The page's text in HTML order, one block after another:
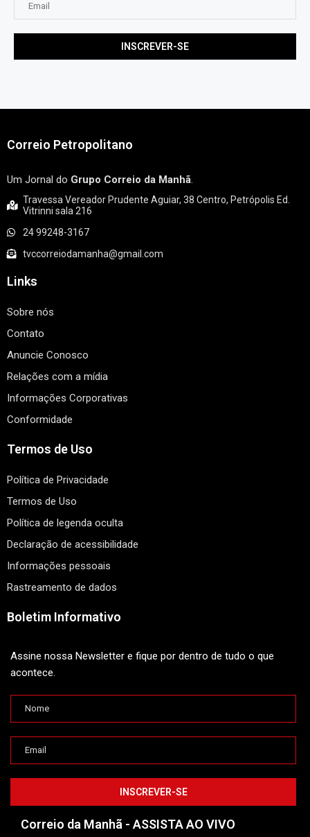
Correio Petropolitano
Um Jornal do Grupo Correio da Manhã.
Travessa Vereador Prudente Aguiar, 38 Centro, Petrópolis Ed.
Vitrinni sala 216
24 99248-3167
tvccorreiodamanha@gmail.com
Links
Sobre nós
Contato
Anuncie Conosco
Relações com a mídia
Informações Corporativas
Conformidade
Termos de Uso
Política de Privacidade
Termos de Uso
Política de legenda oculta
Declaração de acessibilidade
Informações pessoais
Rastreamento de dados
Boletim Informativo
Assine nossa Newsletter e fique por dentro de tudo o que
acontece.
Correio da Manhã - ASSISTA AO VIVO